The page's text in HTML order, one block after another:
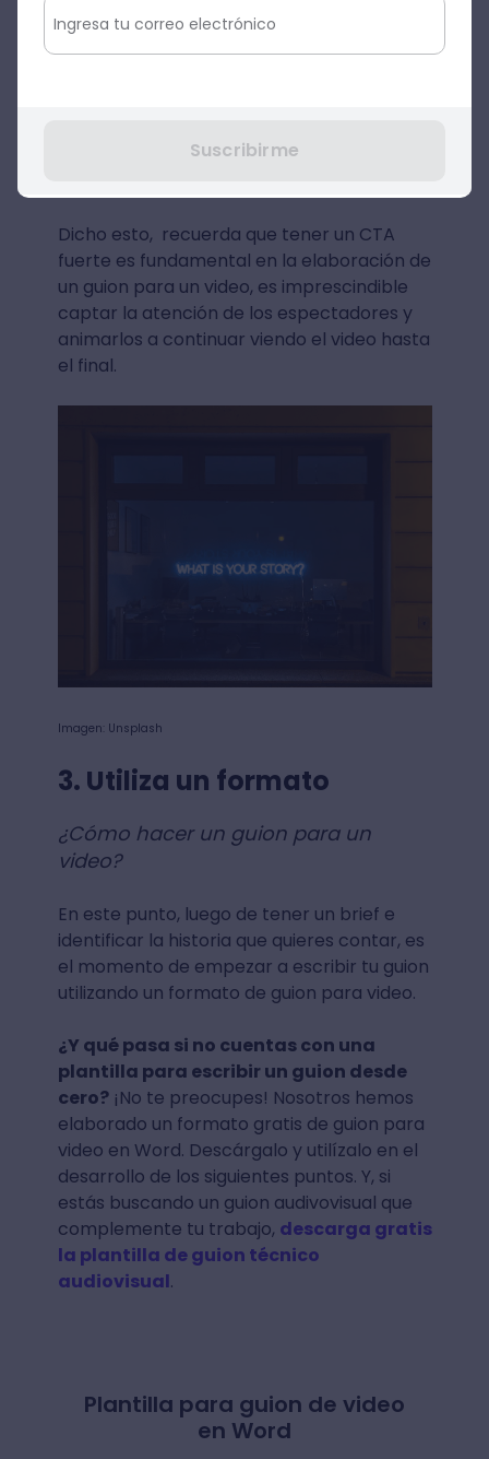
¿Cómo crear una historia para un
guión?
siguientes puntos. Todo dependerá de
Dicho esto, recuerda que tener un CTA
fuerte es fundamental en la elaboración de
un guion para un video, es imprescindible
captar la atención de los espectadores y
animarlos a continuar viendo el video hasta
el final.
Imagen: Unsplash
3. Utiliza un formato
¿Cómo hacer un guion para un
video?
En este punto, luego de tener un brief e
identificar la historia que quieres contar, es
el momento de empezar a escribir tu guion
utilizando un formato de guion para video.
¿Y qué pasa si no cuentas con una
plantilla para escribir un guion desde
cero?¡No te preocupes! Nosotros hemos
elaborado un formato gratis de guion para
video en Word. Descárgalo y utilízalo en el
desarrollo de los siguientes puntos. Y, si
estás buscando un guion audivovisual que
complemente tu trabajo, descarga gratis
la plantilla de guion técnico
audiovisual.
Plantilla para guion de video
en Word
Suscribirme